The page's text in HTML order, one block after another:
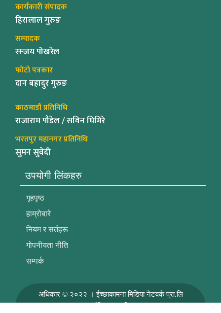
कार्यकारी संपादक
हिरालाल गुरुङ
सम्पादक
सन्जय पोखरेल
फोटो पत्रकार
दान बहादुर गुरुङ
काठमाडौ प्रतिनिधि
राजाराम पौडेल / सविन घिमिरे
भरतपुर महानगर प्रतिनिधि
सुमन सुवेदी
उपयोगी लिंकहरु
गृहपृष्ठ
हाम्रोबारे
नियम र सर्तहरू
गोपनीयता नीति
सम्पर्क
अधिकार © २०२२ । ईच्छाकामना मिडिया नेटवर्क प्रा.लि